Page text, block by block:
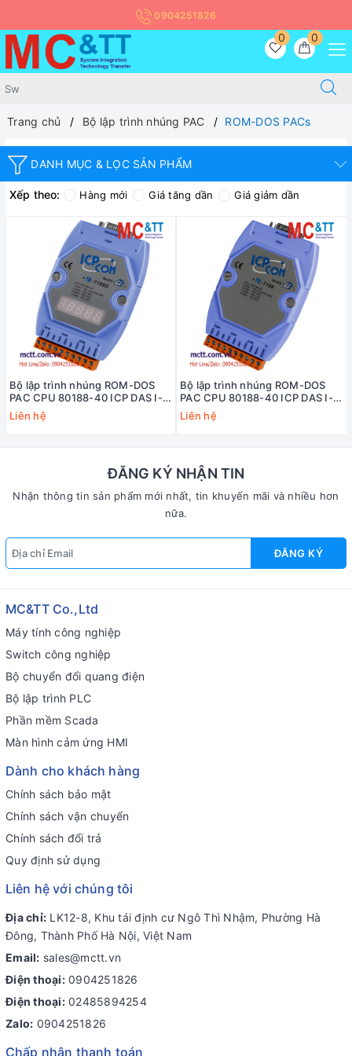
0904251826
0
0
Trang chủ Bộ lập trình nhúng PAC ROM-DOS PACs
DANH MỤC & LỌC SẢN PHẨM
Xếp theo: Hàng mới Giá tăng dần Giá giảm dần
Bộ lập trình nhúng ROM-DOS
PAC CPU 80188-40 ICP DAS I-
7188D/DOS/512 CR
Liên hệ
Bộ lập trình nhúng ROM-DOS
PAC CPU 80188-40 ICP DAS I-
7188/DOS/512 CR
Liên hệ
ĐĂNG KÝ NHẬN TIN
Nhận thông tin sản phẩm mới nhất, tin khuyến mãi và nhiều hơn
nữa.
ĐĂNG KÝ
MC&TT Co.,Ltd
Máy tính công nghiệp
Switch công nghiệp
Bộ chuyển đổi quang điện
Bộ lập trình PLC
Phần mềm Scada
Màn hình cảm ứng HMI
Dành cho khách hàng
Chính sách bảo mật
Chính sách vận chuyển
Chính sách đổi trả
Quy định sử dụng
Liên hệ với chúng tôi
Địa chỉ: LK12-8, Khu tái định cư Ngô Thì Nhậm, Phường Hà
Đông, Thành Phố Hà Nội, Việt Nam
Email: sales@mctt.vn
Điện thoại: 0904251826
Điện thoại: 02485894254
Zalo: 0904251826
Chấp nhận thanh toán